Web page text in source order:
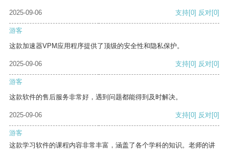
2025-09-06 支持[0] 反对[0]
游客
这款加速器VPM应用程序提供了顶级的安全性和隐私保护。
2025-09-06 支持[0] 反对[0]
游客
这款软件的售后服务非常好，遇到问题都能得到及时解决。
2025-09-06 支持[0] 反对[0]
游客
这款学习软件的课程内容非常丰富，涵盖了各个学科的知识。老师的讲